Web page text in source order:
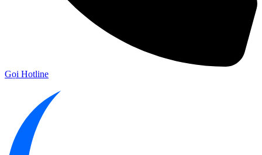
Gọi Hotline